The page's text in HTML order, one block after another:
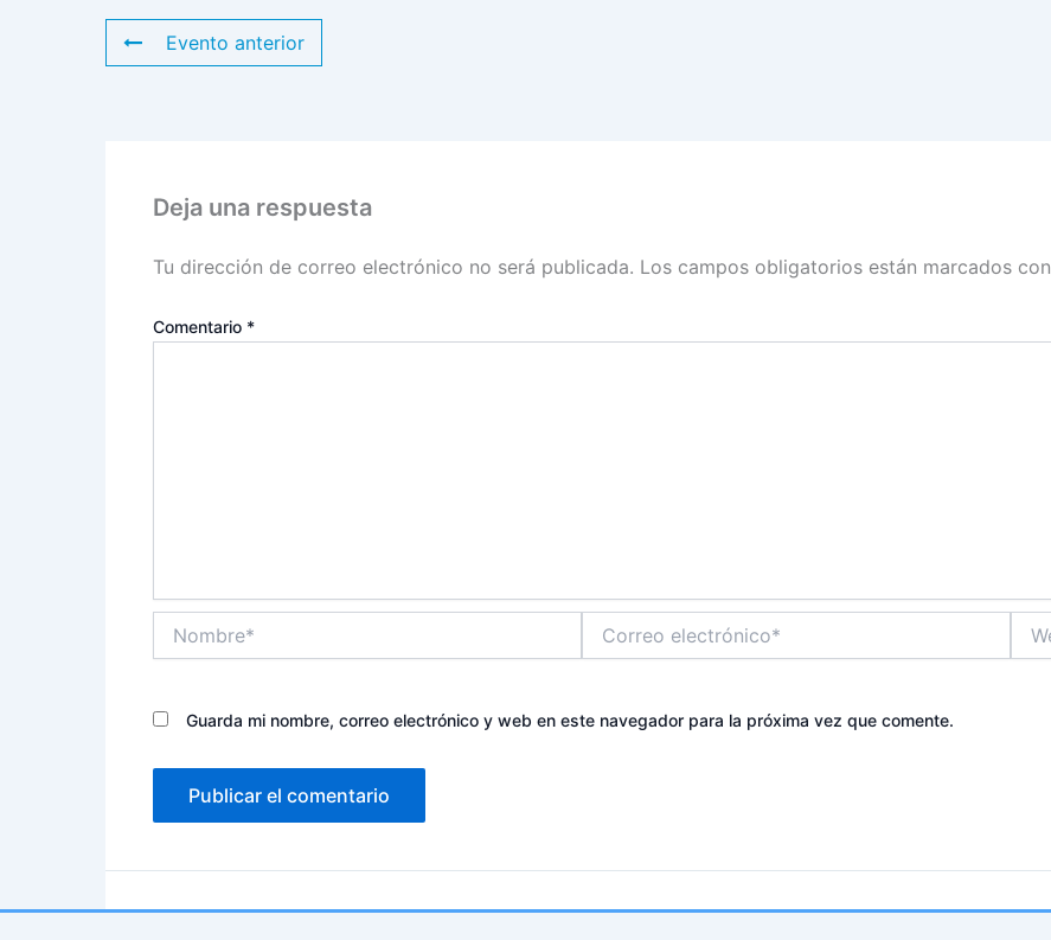
Evento anterior
Deja una respuesta
Tu dirección de correo electrónico no será publicada. Los campos obligatorios están marcados con
Comentario *
electrónico*
Guarda mi nombre, correo electrónico y web en este navegador para la próxima vez que comente.